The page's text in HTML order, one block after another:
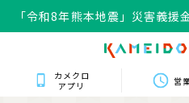
「令和8年熊本地震」災害義援
カメクロ
アプリ
営